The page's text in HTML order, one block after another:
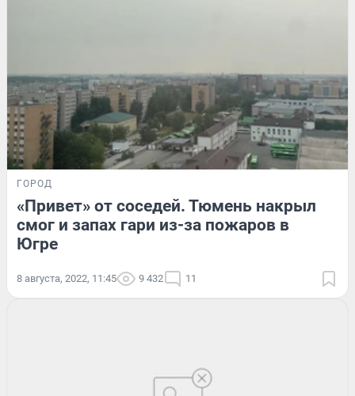
ГОРОД
«Привет» от соседей. Тюмень накрыл
смог и запах гари из-за пожаров в
Югре
8 августа, 2022, 11:45 9 432 11